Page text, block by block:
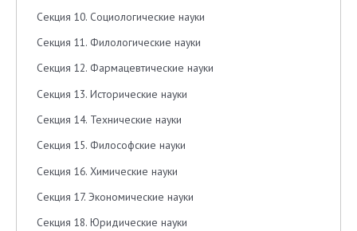
Секция 10. Социологические науки
Секция 11. Филологические науки
Секция 12. Фармацевтические науки
Секция 13. Исторические науки
Секция 14. Технические науки
Секция 15. Философские науки
Секция 16. Химические науки
Секция 17. Экономические науки
Секция 18. Юридические науки